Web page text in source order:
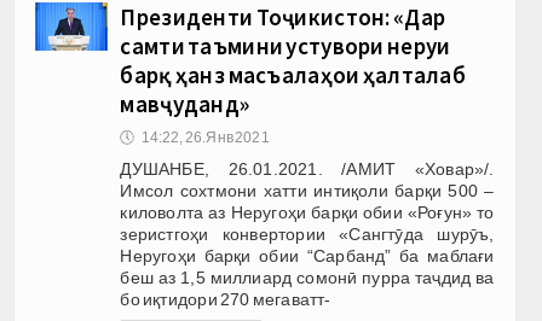
Президенти Тоҷикистон: «Дар
самти таъмини устувори неруи
барқ ҳанӯз масъалаҳои ҳалталаб
мавҷуданд»
🕔 14:22, 26.Янв 2021
ДУШАНБЕ, 26.01.2021. /АМИТ «Ховар»/.
Имсол сохтмони хатти интиқоли барқи 500 –
киловолта аз Неругоҳи барқи обии «Роғун» то
зеристгоҳи конвертории «Сангтӯда шурӯъ,
Неругоҳи барқи обии “Сарбанд” ба маблағи
беш аз 1,5 миллиард сомонӣ пурра таҷдид ва
бо иқтидори 270 мегаватт-